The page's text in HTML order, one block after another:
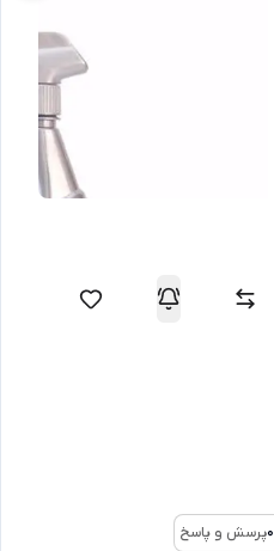
0پرسش و پاسخ